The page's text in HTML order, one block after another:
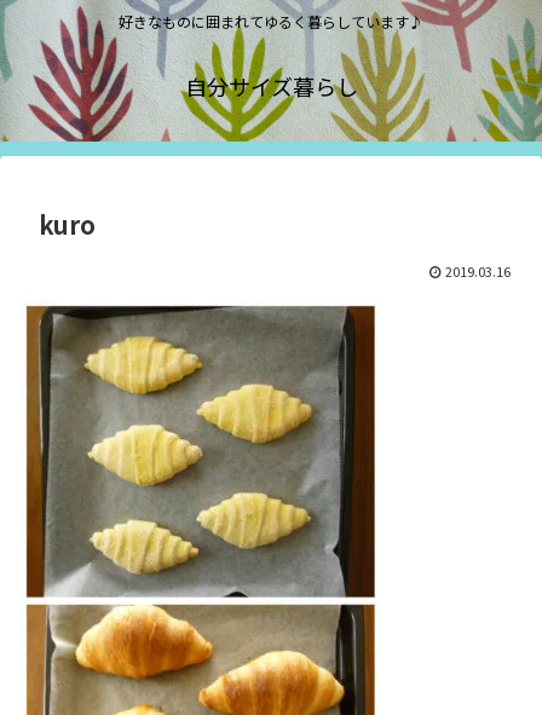
好きなものに囲まれてゆるく暮らしています♪
自分サイズ暮らし
kuro
2019.03.16